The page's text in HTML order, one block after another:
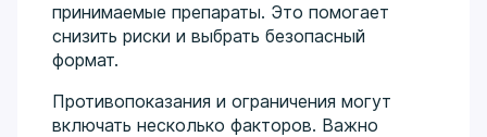
принимаемые препараты. Это помогает
снизить риски и выбрать безопасный
формат.
Противопоказания и ограничения могут
включать несколько факторов. Важно